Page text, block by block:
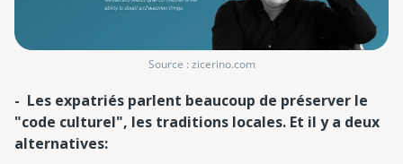
Source : zicerino.com
- Les expatriés parlent beaucoup de préserver le
"code culturel", les traditions locales. Et il y a deux
alternatives: